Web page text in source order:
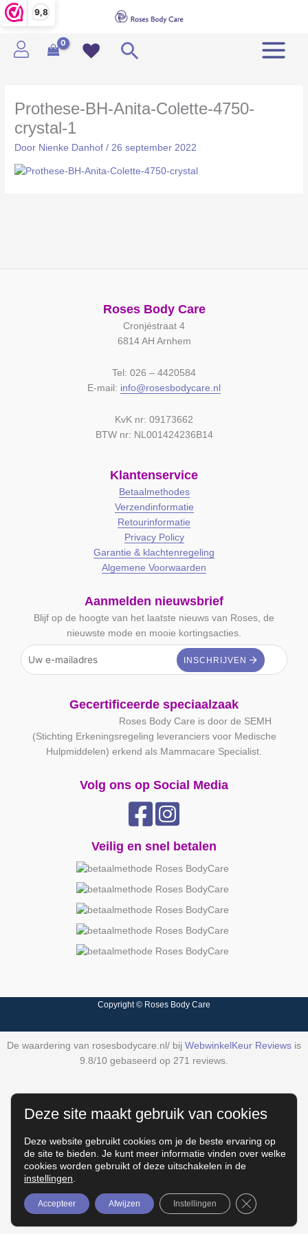
9,8
Ga
naar
inhoud
Zoeken
Prothese-BH-Anita-Colette-4750-
crystal-1
Door Nienke Danhof/ 26 september 2022
Roses Body Care
Cronjéstraat 4
6814 AH Arnhem
Tel: 026 – 4420584
E-mail: info@rosesbodycare.nl
KvK nr: 09173662
BTW nr: NL001424236B14
Klantenservice
Betaalmethodes
Verzendinformatie
Retourinformatie
Privacy Policy
Garantie & klachtenregeling
Algemene Voorwaarden
Aanmelden nieuwsbrief
Blijf op de hoogte van het laatste nieuws van Roses, de
nieuwste mode en mooie kortingsacties.
Gecertificeerde speciaalzaak
Roses Body Care is door de SEMH
(Stichting Erkeningsregeling leveranciers voor Medische
Hulpmiddelen) erkend als Mammacare Specialist.
Volg ons op Social Media
Veilig en snel betalen
Copyright © Roses Body Care
De waardering van rosesbodycare.nl/ bij WebwinkelKeur Reviews is
9.8/10 gebaseerd op 271 reviews.
Deze site maakt gebruik van cookies
Deze website gebruikt cookies om je de beste ervaring op
de site te bieden. Je kunt meer informatie vinden over welke
cookies worden gebruikt of deze uitschakelen in de
instellingen
Accepteer Afwijzen Instellingen Sluit AVG/